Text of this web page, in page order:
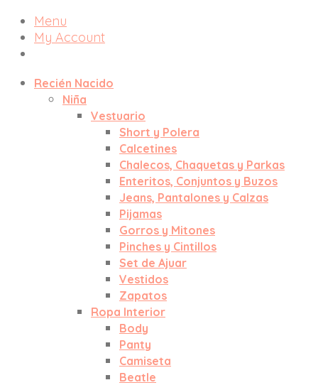
Menu
My Account
Recién Nacido
Niña
Vestuario
Short y Polera
Calcetines
Chalecos, Chaquetas y Parkas
Enteritos, Conjuntos y Buzos
Jeans, Pantalones y Calzas
Pijamas
Gorros y Mitones
Pinches y Cintillos
Set de Ajuar
Vestidos
Zapatos
Ropa Interior
Body
Panty
Camiseta
Beatle